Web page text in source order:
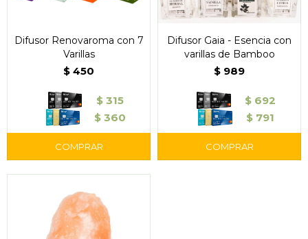
Difusor Renovaroma con 7
Varillas
$ 450
$ 315
$ 360
Difusor Gaia - Esencia con
varillas de Bamboo
$ 989
$ 692
$ 791